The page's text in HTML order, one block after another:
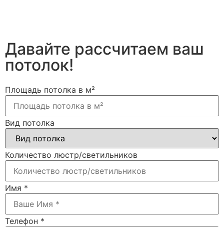
Давайте рассчитаем ваш
потолок!
Площадь потолка в м²
Вид потолка
Количество люстр/светильников
Имя *
Телефон *